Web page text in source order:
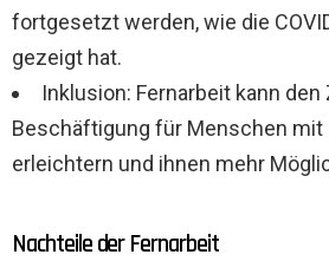
fortgesetzt werden, wie die
gezeigt hat.
Inklusion: Fernarbeit kann den
Beschäftigung für Menschen mit
erleichtern und ihnen mehr
Nachteile der Fernarbeit